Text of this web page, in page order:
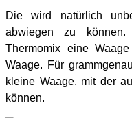
Die wird natürlich
abwiegen zu
Thermomix eine
Waage. Für
kleine Waage, mit der
können.